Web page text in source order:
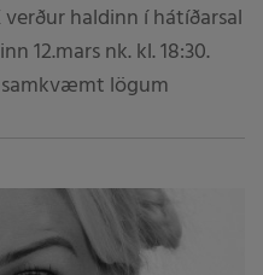
haldinn í hátíðarsal
12.mars nk. kl. 18:30.
lögum